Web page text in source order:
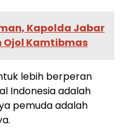
Kapolda Jabar
Ojol Kamtibmas
lebih berperan
Indonesia adalah
pemuda adalah